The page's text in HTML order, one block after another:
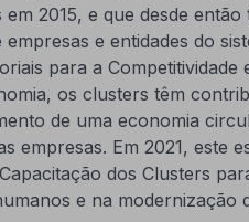
2015, e que desde
e entidades do
para a Competitividade
os clusters têm
de uma economia
empresas. Em 2021, este
dos Clusters
e na modernização